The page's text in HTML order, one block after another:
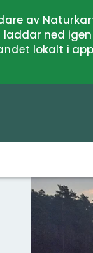
av
ned
lokalt i